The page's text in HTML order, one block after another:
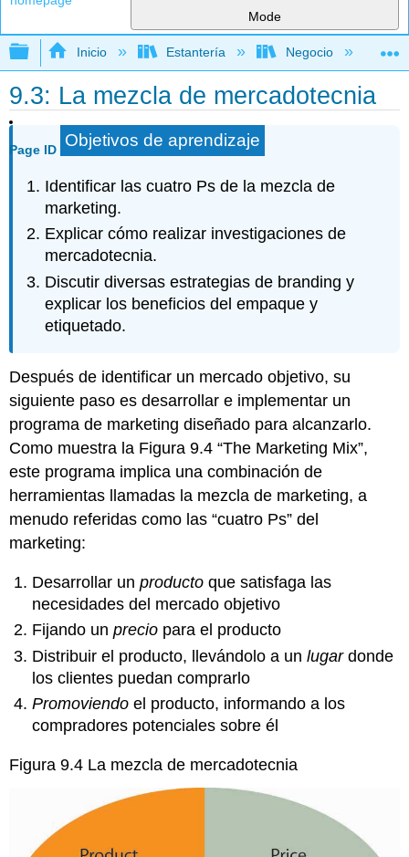
Mode
Expandir/contraer jerarquía global
Inicio Estantería Negocio
9.3: La mezcla de mercadotecnia
Page ID Objetivos de aprendizaje
Identificar las cuatro Ps de la mezcla de
marketing.
Explicar cómo realizar investigaciones de
mercadotecnia.
Discutir diversas estrategias de branding y
explicar los beneficios del empaque y
etiquetado.
Después de identificar un mercado objetivo, su
siguiente paso es desarrollar e implementar un
programa de marketing diseñado para alcanzarlo.
Como muestra la Figura 9.4 “The Marketing Mix”,
este programa implica una combinación de
herramientas llamadas la mezcla de marketing, a
menudo referidas como las “cuatro Ps” del
marketing:
Desarrollar unproducto que satisfaga las
necesidades del mercado objetivo
Fijando unprecio para el producto
Distribuir el producto, llevándolo a unlugardonde
los clientes puedan comprarlo
Promoviendo el producto, informando a los
compradores potenciales sobre él
Figura 9.4 La mezcla de mercadotecnia